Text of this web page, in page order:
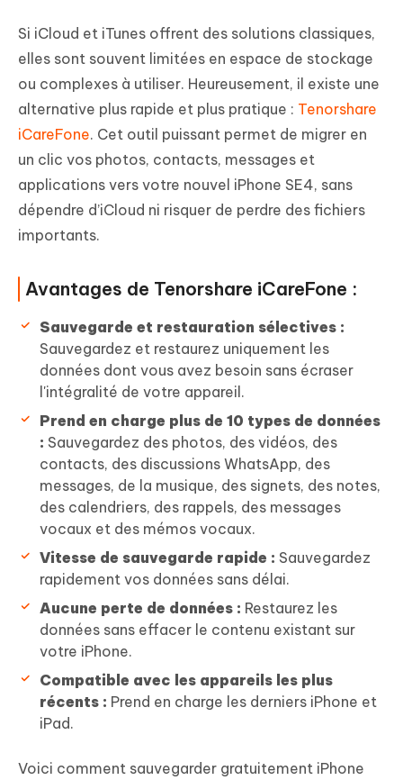
Si iCloud et iTunes offrent des solutions classiques,
elles sont souvent limitées en espace de stockage
ou complexes à utiliser. Heureusement, il existe une
alternative plus rapide et plus pratique : Tenorshare
iCareFone. Cet outil puissant permet de migrer en
un clic vos photos, contacts, messages et
applications vers votre nouvel iPhone SE4, sans
dépendre d’iCloud ni risquer de perdre des fichiers
importants.
Avantages de Tenorshare iCareFone :
Sauvegarde et restauration sélectives :
Sauvegardez et restaurez uniquement les
données dont vous avez besoin sans écraser
l'intégralité de votre appareil.
Prend en charge plus de 10 types de données
: Sauvegardez des photos, des vidéos, des
contacts, des discussions WhatsApp, des
messages, de la musique, des signets, des notes,
des calendriers, des rappels, des messages
vocaux et des mémos vocaux.
Vitesse de sauvegarde rapide : Sauvegardez
rapidement vos données sans délai.
Aucune perte de données : Restaurez les
données sans effacer le contenu existant sur
votre iPhone.
Compatible avec les appareils les plus
récents : Prend en charge les derniers iPhone et
iPad.
Voici comment sauvegarder gratuitement iPhone